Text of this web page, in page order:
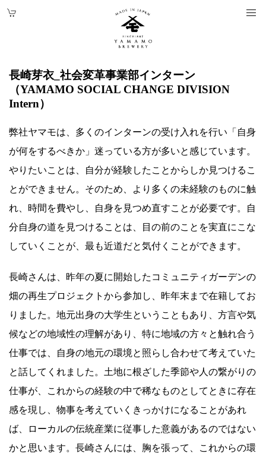
長崎芽衣_社会変革事業部インターン
（YAMAMO SOCIAL CHANGE DIVISION
Intern）
弊社ヤマモは、多くのインターンの受け入れを行い「自身
が何をするべきか」迷っている方が多いと感じています。
やりたいことは、自分が経験したことからしか見つけるこ
とができません。そのため、より多くの未経験のものに触
れ、時間を費やし、自身を見つめ直すことが必要です。自
分自身の道を見つけることは、目の前のことを実直にこな
していくことが、最も近道だと気付くことができます。
長崎さんは、昨年の夏に開始したコミュニティガーデンの
畑の再生プロジェクトから参加し、昨年末まで在籍してお
りました。地元出身の大学生ということもあり、方言や気
候などの地域性の理解があり、特に地域の方々と触れ合う
仕事では、自身の地元の環境と照らし合わせて考えていた
と話してくれました。土地に根ざした季節や人の繋がりの
仕事が、これからの経験の中で稀なものとしてときに存在
感を現し、物事を考えていくきっかけになることがあれ
ば、ローカルの伝統産業に従事した意義があるのではない
かと思います。長崎さんには、胸を張って、これからの環